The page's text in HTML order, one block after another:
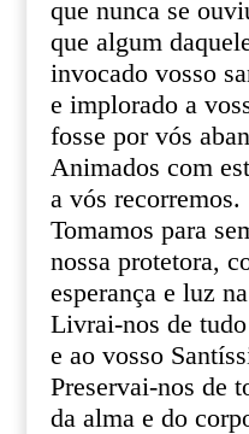
que nunca se
que algum
invocado vosso
e implorado a
fosse por vós
Animados com
a vós recorremos.
Tomamos para
nossa protetora,
esperança e luz
Livrai-nos de
e ao vosso
Preservai-nos de
da alma e do